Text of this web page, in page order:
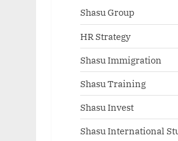
Shasu Group
HR Strategy
Shasu Immigration
Shasu Training
Shasu Invest
Shasu International